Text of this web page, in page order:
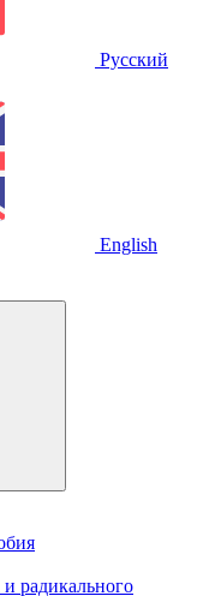
Русский
English
радикального